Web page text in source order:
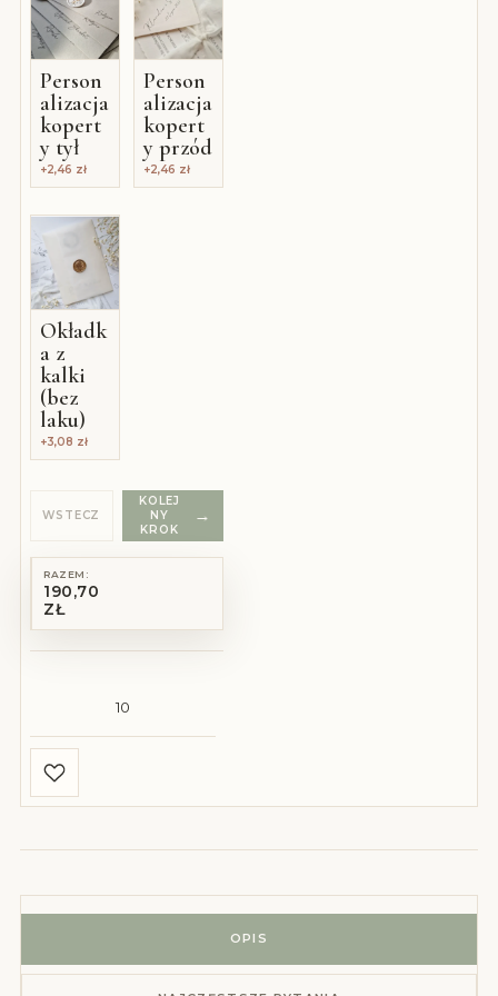
Person
alizacja
kopert
y tył
+2,46 zł
Person
alizacja
kopert
y przód
+2,46 zł
Okładk
a z
kalki
(bez
laku)
+3,08 zł
WSTECZ
KOLEJ
NY
KROK
RAZEM:
190,70
ZŁ
OPIS